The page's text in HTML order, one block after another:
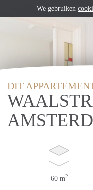
DIT
60 m2
We gebruiken